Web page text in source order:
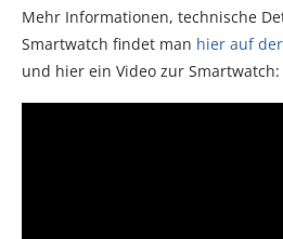
Mehr Informationen, technische
Smartwatch findet man hier auf
und hier ein Video zur Smartwatch: